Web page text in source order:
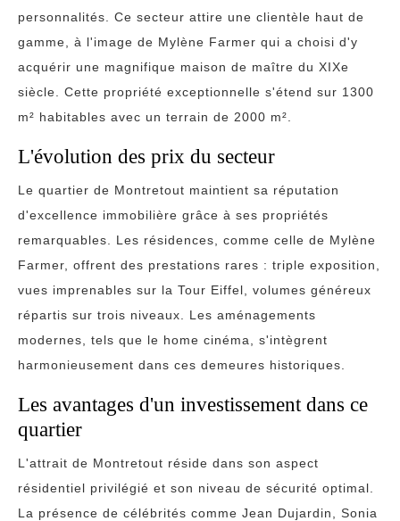
personnalités. Ce secteur attire une clientèle haut de
gamme, à l'image de Mylène Farmer qui a choisi d'y
acquérir une magnifique maison de maître du XIXe
siècle. Cette propriété exceptionnelle s'étend sur 1300
m² habitables avec un terrain de 2000 m².
L'évolution des prix du secteur
Le quartier de Montretout maintient sa réputation
d'excellence immobilière grâce à ses propriétés
remarquables. Les résidences, comme celle de Mylène
Farmer, offrent des prestations rares : triple exposition,
vues imprenables sur la Tour Eiffel, volumes généreux
répartis sur trois niveaux. Les aménagements
modernes, tels que le home cinéma, s'intègrent
harmonieusement dans ces demeures historiques.
Les avantages d'un investissement dans ce
quartier
L'attrait de Montretout réside dans son aspect
résidentiel privilégié et son niveau de sécurité optimal.
La présence de célébrités comme Jean Dujardin, Sonia